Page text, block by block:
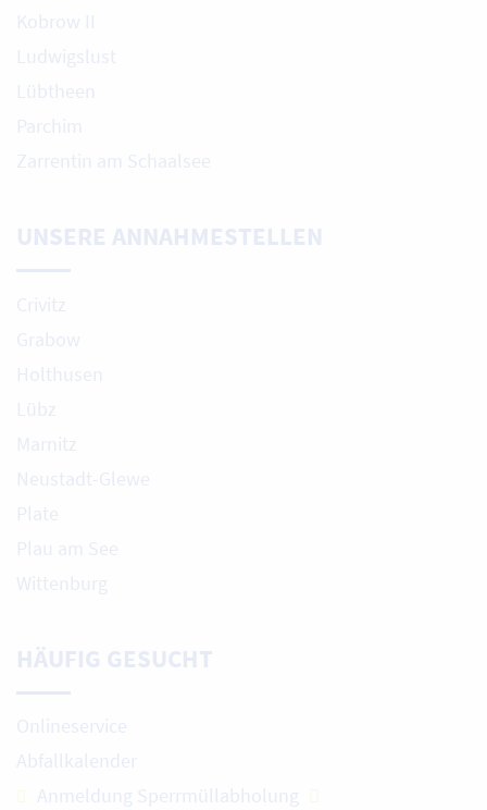
Kobrow II
Ludwigslust
Lübtheen
Parchim
Zarrentin am Schaalsee
UNSERE ANNAHMESTELLEN
Crivitz
Grabow
Holthusen
Lübz
Marnitz
Neustadt-Glewe
Plate
Plau am See
Wittenburg
HÄUFIG GESUCHT
Onlineservice
Abfallkalender
Anmeldung Sperrmüllabholung